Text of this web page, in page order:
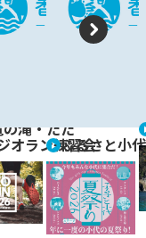
N
滝・たた
オラン練習会ふるさと小